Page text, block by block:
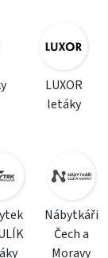
LUXOR
letáky
Nábytkáři
Čech a
Moravy